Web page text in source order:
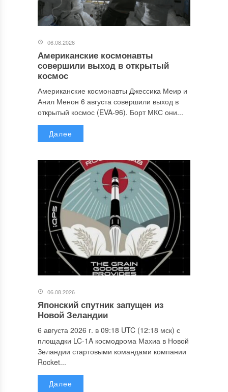
06.08.2026
Американские космонавты
совершили выход в открытый
космос
Американские космонавты Джессика Меир и
Анил Менон 6 августа совершили выход в
открытый космос (EVA-96). Борт МКС они...
Далее
06.08.2026
Японский спутник запущен из
Новой Зеландии
6 августа 2026 г. в 09:18 UTC (12:18 мск) с
площадки LC-1A космодрома Махиа в Новой
Зеландии стартовыми командами компании
Rocket...
Далее